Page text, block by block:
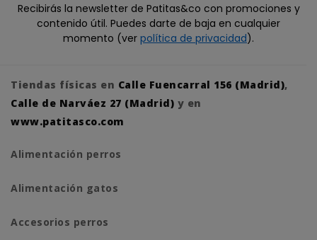
Recibirás la newsletter de Patitas&co con promociones y
contenido útil. Puedes darte de baja en cualquier
momento (ver política de privacidad).
Tiendas físicas en Calle Fuencarral 156 (Madrid),
Calle de Narváez 27 (Madrid) y en
www.patitasco.com
Alimentación perros
Alimentación gatos
Accesorios perros